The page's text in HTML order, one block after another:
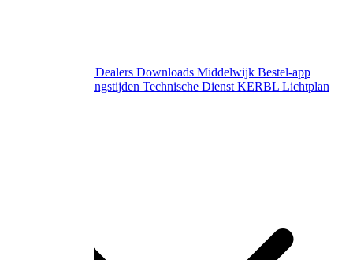
Dealers Downloads Middelwijk Bestel-app
Gewijzigde openingstijden Technische Dienst KERBL Lichtplan